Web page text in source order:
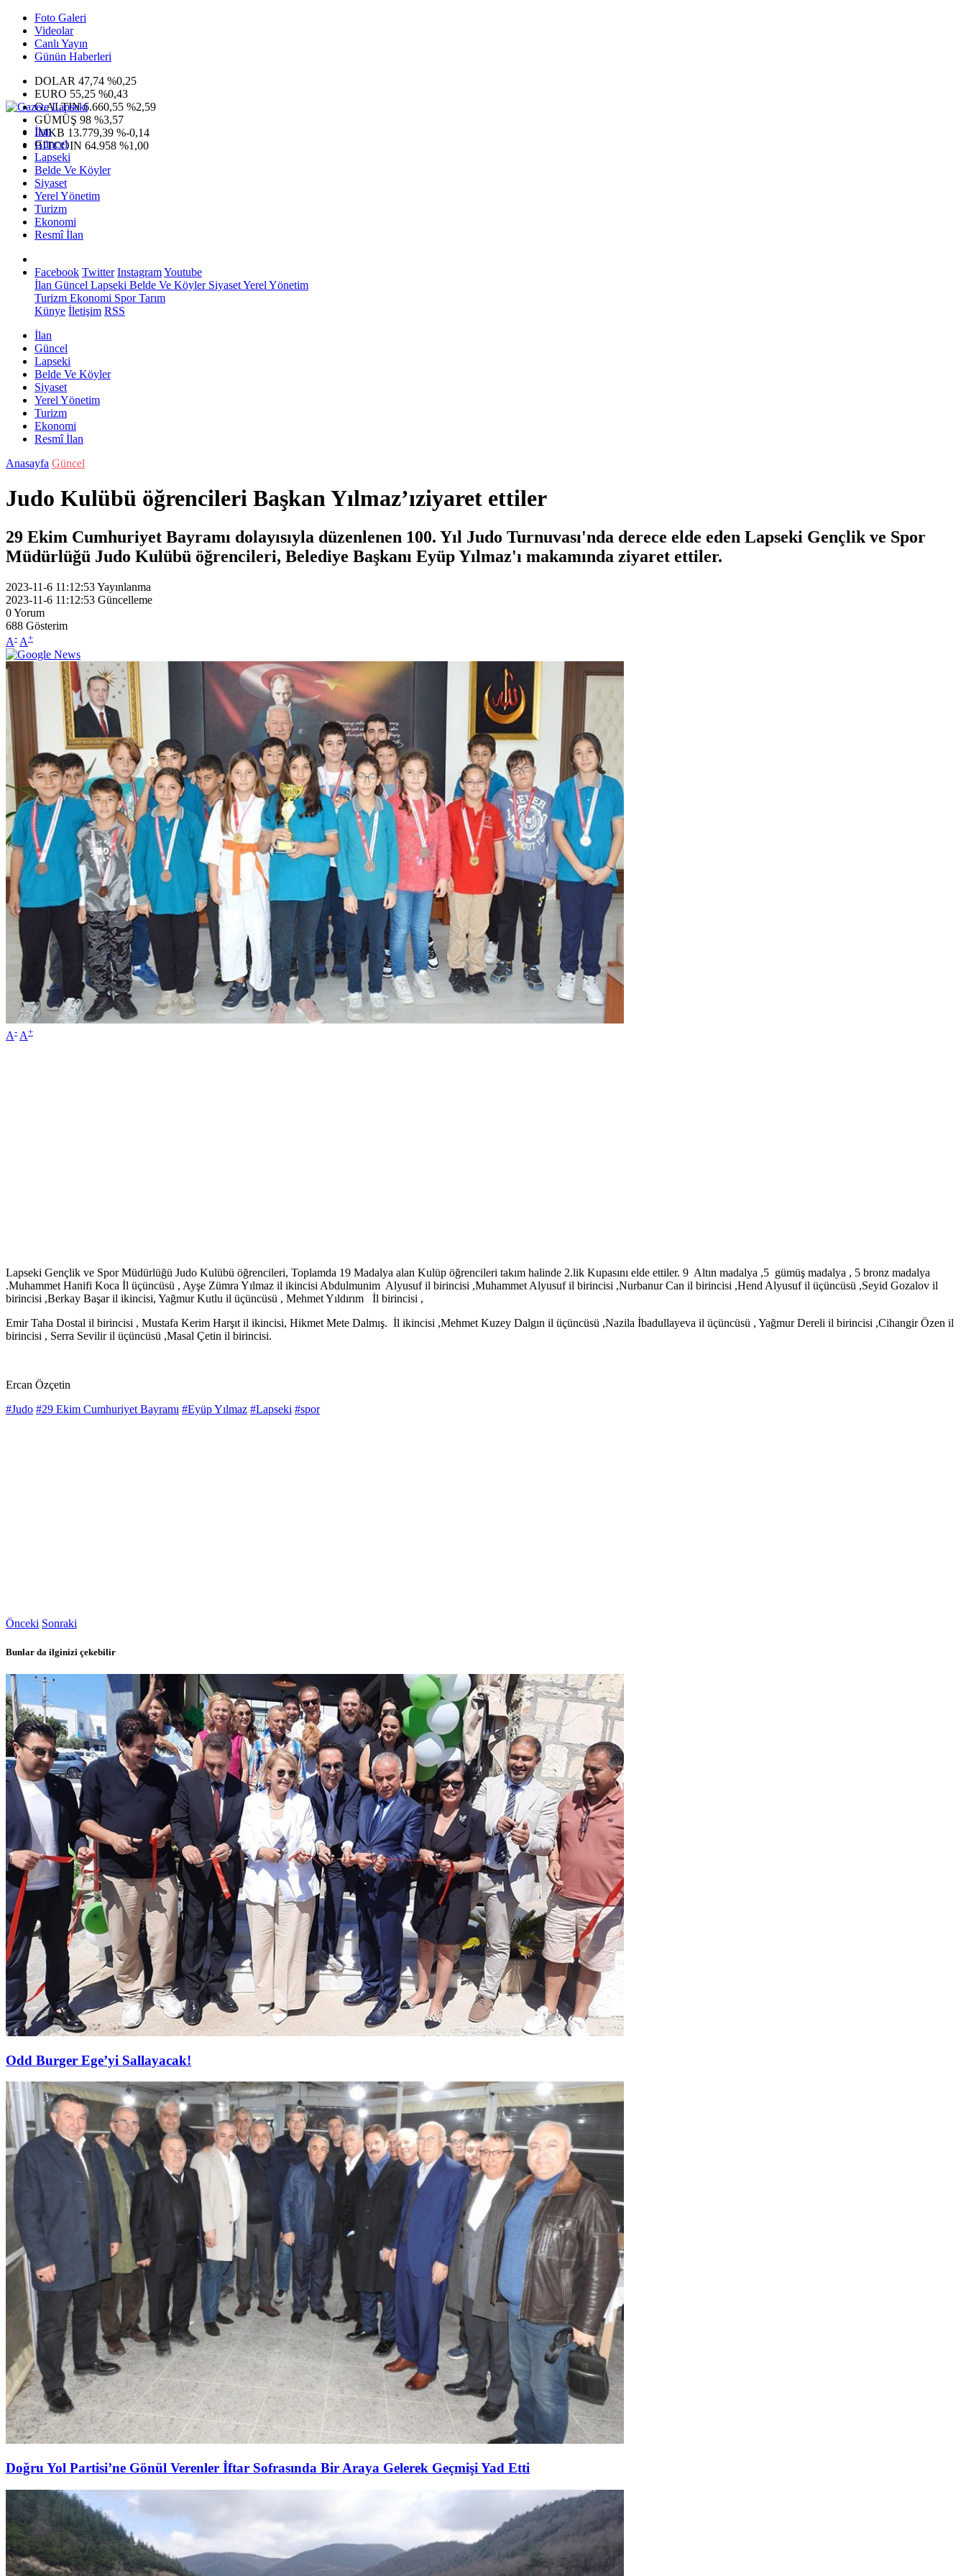
Foto Galeri
Videolar
Canlı Yayın
Günün Haberleri
DOLAR 47,74 %0,25
EURO 55,25 %0,43
G.ALTIN6.660,55 %2,59
GÜMÜŞ 98 %3,57
IMKB 13.779,39 %-0,14
BITCOIN 64.958 %1,00
İlan
Güncel
Lapseki
Belde Ve Köyler
Siyaset
Yerel Yönetim
Turizm
Ekonomi
Resmî İlan
Facebook Twitter InstagramYoutube
İlan Güncel Lapseki Belde Ve KöylerSiyasetYerel Yönetim
Turizm Ekonomi SporTarım
Künye İletişim RSS
İlan
Güncel
Lapseki
Belde Ve Köyler
Siyaset
Yerel Yönetim
Turizm
Ekonomi
Resmî İlan
Anasayfa Güncel
Judo Kulübü öğrencileri Başkan Yılmaz’ıziyaret ettiler
29 Ekim Cumhuriyet Bayramı dolayısıyla düzenlenen 100. Yıl Judo Turnuvası'nda derece elde eden Lapseki Gençlik ve Spor
Müdürlüğü Judo Kulübü öğrencileri, Belediye Başkanı Eyüp Yılmaz'ı makamında ziyaret ettiler.
2023-11-6 11:12:53Yayınlanma
2023-11-6 11:12:53 Güncelleme
0Yorum
688 Gösterim
A- A+
A- A+
Lapseki Gençlik ve Spor Müdürlüğü Judo Kulübü öğrencileri, Toplamda 19 Madalya alan Kulüp öğrencileri takım halinde 2.lik Kupasını elde ettiler. 9 Altın madalya ,5 gümüş madalya , 5 bronz madalya
.Muhammet Hanifi Koca İl üçüncüsü , Ayşe Zümra Yılmaz il ikincisi Abdulmunim Alyusuf il birincisi ,Muhammet Alyusuf il birincisi ,Nurbanur Can il birincisi ,Hend Alyusuf il üçüncüsü ,Seyid Gozalov il
birincisi ,Berkay Başar il ikincisi, Yağmur Kutlu il üçüncüsü , Mehmet Yıldırım İl birincisi ,
Emir Taha Dostal il birincisi , Mustafa Kerim Harşıt il ikincisi, Hikmet Mete Dalmış. İl ikincisi ,Mehmet Kuzey Dalgın il üçüncüsü ,Nazila İbadullayeva il üçüncüsü , Yağmur Dereli il birincisi ,Cihangir Özen il
birincisi , Serra Sevilir il üçüncüsü ,Masal Çetin il birincisi.
Ercan Özçetin
#Judo #29 Ekim Cumhuriyet Bayramı #Eyüp Yılmaz #Lapseki #spor
Önceki Sonraki
Bunlar da ilginizi çekebilir
Odd Burger Ege’yi Sallayacak!
Doğru Yol Partisi’ne Gönül Verenler İftar Sofrasında Bir Araya Gelerek Geçmişi Yad Etti